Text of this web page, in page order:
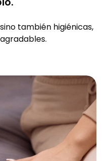
también higiénicas,